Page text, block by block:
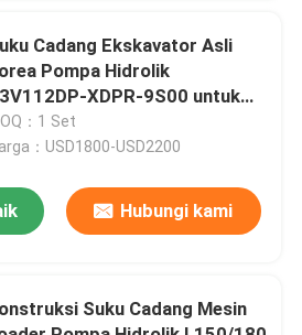
Cadang Ekskavator Asli
Pompa Hidrolik
XDPR-9S00 untuk
Utama Ekskavator
R220-7 R220-9
：1 Set
：USD1800-USD2200
Hubungi kami
Suku Cadang Mesin